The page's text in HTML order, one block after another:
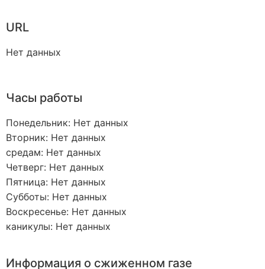
URL
Нет данных
Часы работы
Понедельник: Нет данных
Вторник: Нет данных
средам: Нет данных
Четверг: Нет данных
Пятница: Нет данных
Субботы: Нет данных
Воскресенье: Нет данных
каникулы: Нет данных
Информация о сжиженном газе